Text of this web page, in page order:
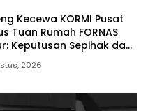
Kecewa KORMI Pusat
Tuan Rumah FORNAS
Keputusan Sepihak dan
2026